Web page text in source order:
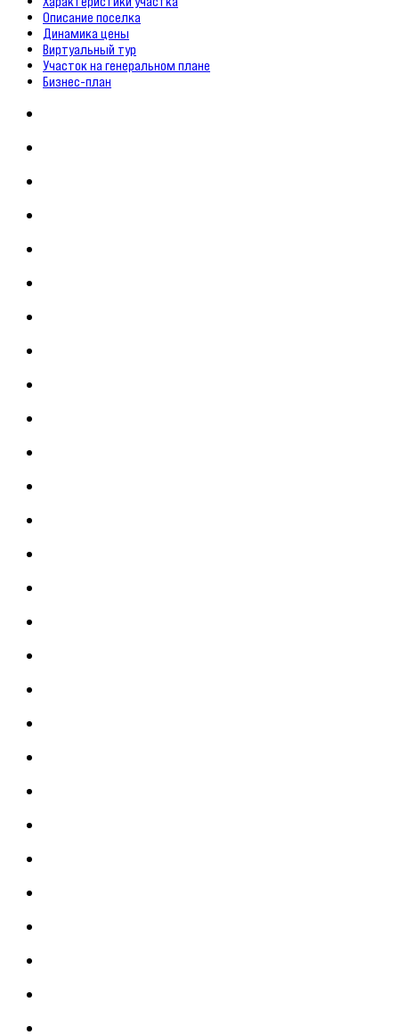
Описание поселка
Динамика цены
Виртуальный тур
Участок на генеральном плане
Бизнес-план